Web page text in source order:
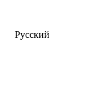
Русский